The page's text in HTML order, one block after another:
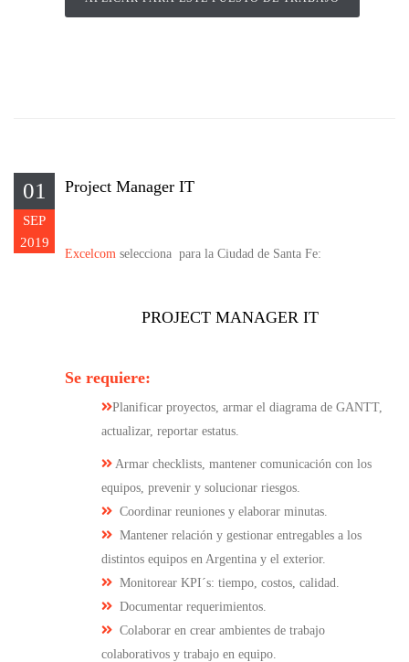
01
SEP
2019
Project Manager IT
Excelcom selecciona para la Ciudad de Santa Fe:
PROJECT MANAGER IT
Se requiere:
Planificar proyectos, armar el diagrama de GANTT,
actualizar, reportar estatus.
Armar checklists, mantener comunicación con los
equipos, prevenir y solucionar riesgos.
Coordinar reuniones y elaborar minutas.
Mantener relación y gestionar entregables a los
distintos equipos en Argentina y el exterior.
Monitorear KPI´s: tiempo, costos, calidad.
Documentar requerimientos.
Colaborar en crear ambientes de trabajo
colaborativos y trabajo en equipo.